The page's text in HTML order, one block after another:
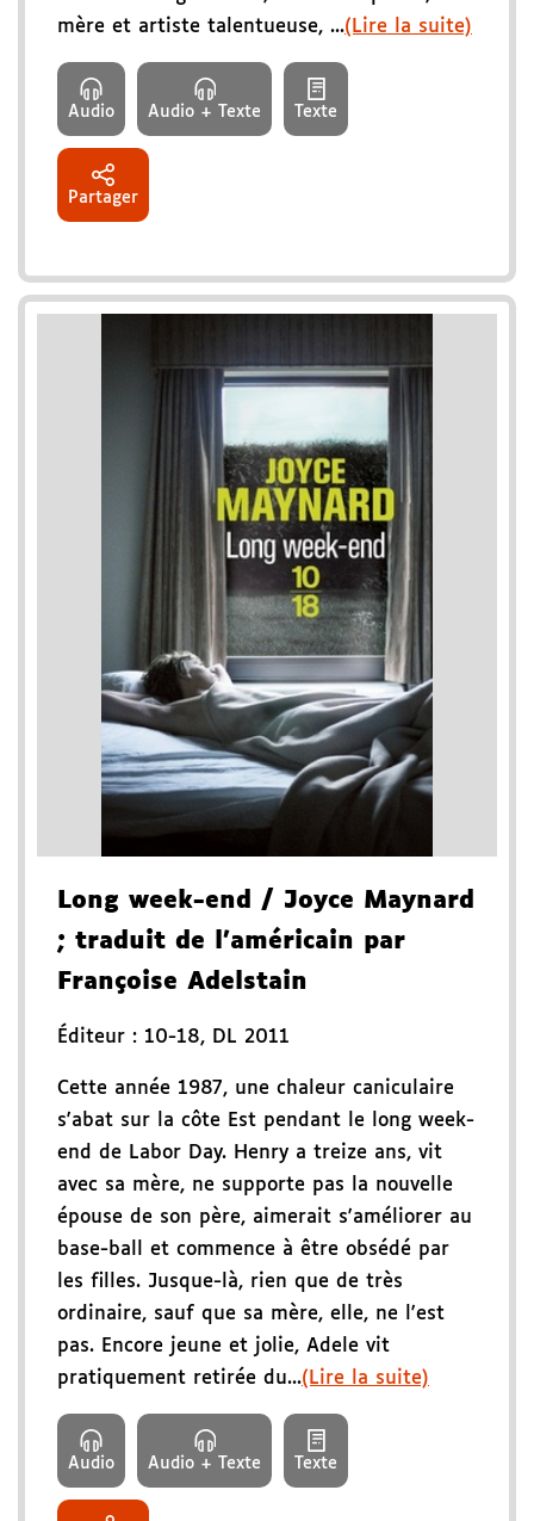
mère et artiste talentueuse, ...(Lire la suite)
Audio Audio + Texte Texte
Partager
Long week-end
/ Joyce Maynard
; traduit de l'américain par
Françoise Adelstain
Éditeur : 10-18, DL 2011
Cette année 1987, une chaleur caniculaire
s'abat sur la côte Est pendant le long week-
end de Labor Day. Henry a treize ans, vit
avec sa mère, ne supporte pas la nouvelle
épouse de son père, aimerait s'améliorer au
base-ball et commence à être obsédé par
les filles. Jusque-là, rien que de très
ordinaire, sauf que sa mère, elle, ne l'est
pas. Encore jeune et jolie, Adele vit
pratiquement retirée du...(Lire la suite)
Audio Audio + Texte Texte